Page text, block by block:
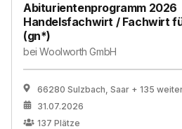
Abiturientenprogramm 2026
Handelsfachwirt / Fachwirt
(gn*)
beiWoolworth GmbH
66280 Sulzbach, Saar + 135
31.07.2026
137 Plätze